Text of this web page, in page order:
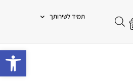
תמיד לשירותך